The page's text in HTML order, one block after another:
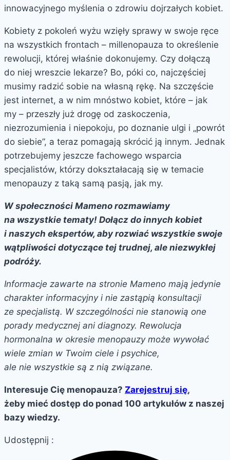
innowacyjnego myślenia o zdrowiu dojrzałych kobiet.
Kobiety z pokoleń wyżu wzięły sprawy w swoje ręce
na wszystkich frontach – millenopauza to określenie
rewolucji, której właśnie dokonujemy. Czy dołączą
do niej wreszcie lekarze? Bo, póki co, najczęściej
musimy radzić sobie na własną rękę. Na szczęście
jest internet, a w nim mnóstwo kobiet, które – jak
my – przeszły już drogę od zaskoczenia,
niezrozumienia i niepokoju, po doznanie ulgi i „powrót
do siebie”, a teraz pomagają skrócić ją innym. Jednak
potrzebujemy jeszcze fachowego wsparcia
specjalistów, którzy dokształacają się w temacie
menopauzy z taką samą pasją, jak my.
W społeczności Mameno rozmawiamy
na wszystkie tematy! Dołącz do innych kobiet
i naszych ekspertów, aby rozwiać wszystkie swoje
wątpliwości dotyczące tej trudnej, ale niezwykłej
podróży.
Informacje zawarte na stronie Mameno mają jedynie
charakter informacyjny i nie zastąpią konsultacji
ze specjalistą. W szczególności nie stanowią one
porady medycznej ani diagnozy. Rewolucja
hormonalna w okresie menopauzy może wywołać
wiele zmian w Twoim ciele i psychice,
ale nie wszystkie są z nią związane.
Interesuje Cię menopauza? Zarejestruj się,
żeby mieć dostęp do ponad 100 artykułów z naszej
bazy wiedzy.
Udostępnij :